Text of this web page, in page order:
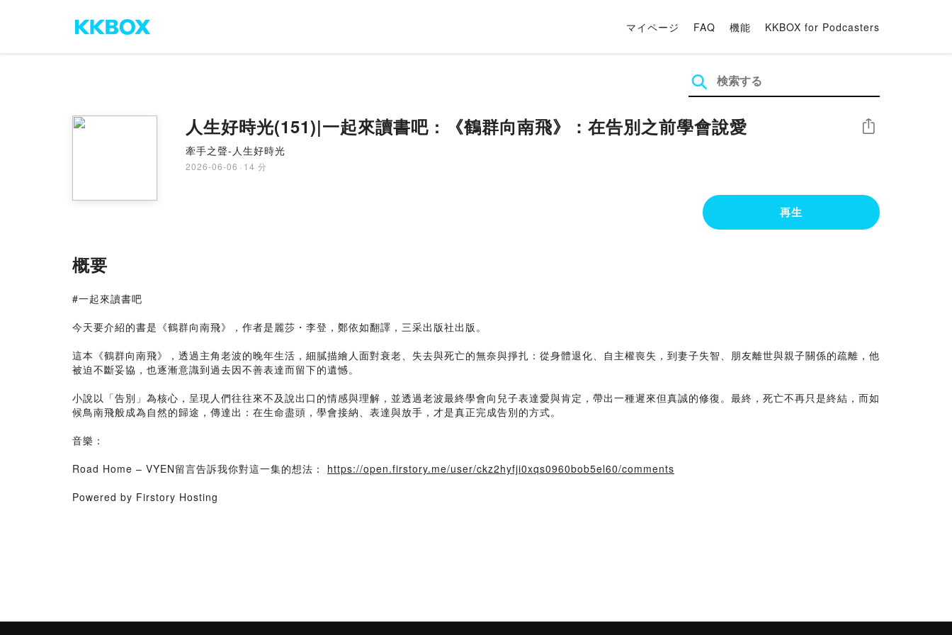
マイページ FAQ 機能 KKBOX for Podcasters
人生好時光(151)|一起來讀書吧 : 《鶴群向南飛》：在告別之前學會說愛
牽手之聲-人生好時光
2026-06-06 · 14 分
シェア
再生
概要
#一起來讀書吧
今天要介紹的書是《鶴群向南飛》，作者是麗莎・李登，鄭依如翻譯，三采出版社出版。
這本《鶴群向南飛》，透過主角老波的晚年生活，細膩描繪人面對衰老、失去與死亡的無奈與掙扎：從身體退化、自主權喪失，到妻子失智、朋友離世與親子關係的疏離，他
被迫不斷妥協，也逐漸意識到過去因不善表達而留下的遺憾。
小說以「告別」為核心，呈現人們往往來不及說出口的情感與理解，並透過老波最終學會向兒子表達愛與肯定，帶出一種遲來但真誠的修復。最終，死亡不再只是終結，而如
候鳥南飛般成為自然的歸途，傳達出：在生命盡頭，學會接納、表達與放手，才是真正完成告別的方式。
音樂：
Road Home – VYEN留言告訴我你對這一集的想法： https://open.firstory.me/user/ckz2hyfji0xqs0960bob5el60/comments
Powered by Firstory Hosting